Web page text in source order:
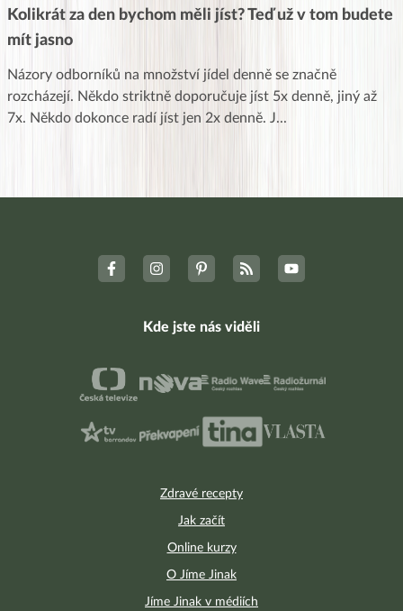
Kolikrát za den bychom měli jíst? Teď už v tom budete
mít jasno
Názory odborníků na množství jídel denně se značně
rozcházejí. Někdo striktně doporučuje jíst 5x denně, jiný až
7x. Někdo dokonce radí jíst jen 2x denně. J...
Zdravé recepty
Jak začít
Online kurzy
O Jíme Jinak
Jíme Jinak v médiích
Kde jste nás viděli